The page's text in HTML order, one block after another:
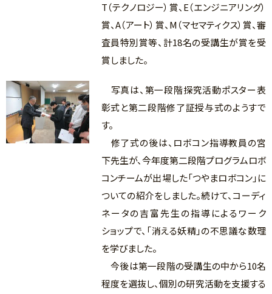
T（テクノロジー）賞、E（エンジニアリング）
賞、A（アート）賞、M（マセマティクス）賞、審
査員特別賞等、計18名の受講生が賞を受
賞しました。
写真は、第一段階探究活動ポスター表
彰式と第二段階修了証授与式のようすで
す。
修了式の後は、ロボコン指導教員の宮
下先生が、今年度第二段階プログラムロボ
コンチームが出場した「つやまロボコン」に
ついての紹介をしました。続けて、コーディ
ネータの吉富先生の指導によるワーク
ショップで、「消える妖精」の不思議な数理
を学びました。
今後は第一段階の受講生の中から10名
程度を選抜し、個別の研究活動を支援する